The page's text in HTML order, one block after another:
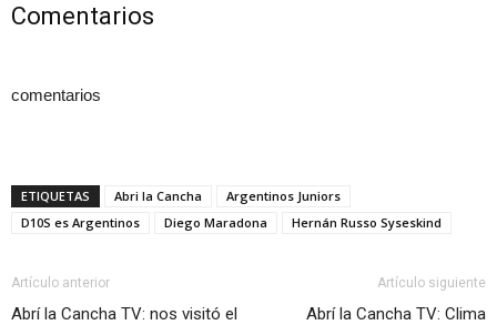
Comentarios
comentarios
ETIQUETAS Abri la Cancha
Argentinos Juniors
D10S es Argentinos
Diego Maradona Hernán Russo Syseskind
Artículo anterior
Abrí la Cancha TV: nos visitó el
Artículo siguiente
Abrí la Cancha TV: Clima